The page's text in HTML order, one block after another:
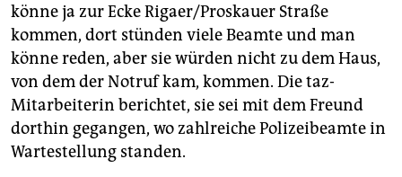
könne ja zur Ecke Rigaer/Proskauer Straße
kommen, dort stünden viele Beamte und man
könne reden, aber sie würden nicht zu dem Haus,
von dem der Notruf kam, kommen. Die taz-
Mitarbeiterin berichtet, sie sei mit dem Freund
dorthin gegangen, wo zahlreiche Polizeibeamte in
Wartestellung standen.